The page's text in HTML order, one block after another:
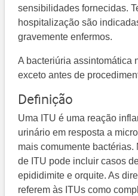
sensibilidades fornecidas.
hospitalização são
gravemente enfermos.
A bacteriúria assintomática
exceto antes de
Definição
Uma ITU é uma reação
urinário em resposta a
mais comumente
de ITU pode incluir casos
epididimite e orquite. As
referem às ITUs como